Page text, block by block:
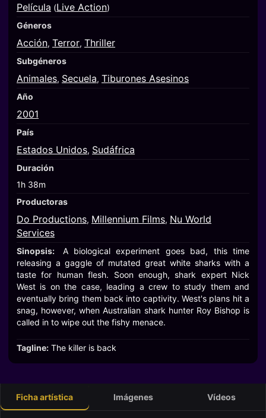
Película (Live Action)
Géneros
Acción, Terror, Thriller
Subgéneros
Animales, Secuela, Tiburones Asesinos
Año
2001
País
Estados Unidos, Sudáfrica
Duración
1h 38m
Productoras
Do Productions, Millennium Films, Nu World
Services
Sinopsis:
A biological experiment goes bad, this time
releasing a gaggle of mutated great white sharks with a
taste for human flesh. Soon enough, shark expert Nick
West is on the case, leading a crew to study them and
eventually bring them back into captivity. West's plans hit a
snag, however, when Australian shark hunter Roy Bishop is
called in to wipe out the fishy menace.
Tagline: The killer is back
Ficha artística Imágenes Vídeos